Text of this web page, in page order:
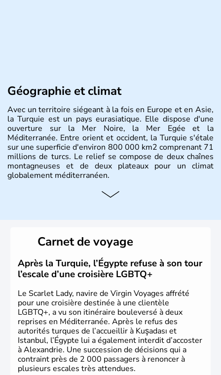
Géographie et climat
Avec un territoire siégeant à la fois en Europe et en Asie,
la Turquie est un pays eurasiatique. Elle dispose d'une
ouverture sur la Mer Noire, la Mer Egée et la
Méditerranée. Entre orient et occident, la Turquie s'étale
sur une superficie d'environ 800 000 km2 comprenant 71
millions de turcs. Le relief se compose de deux chaînes
montagneuses et de deux plateaux pour un climat
globalement méditerranéen.
Histoire et administration
qui constitueront en 1299 les fondations de l'Empire
ottoman. Après avoir rattaché l'Anatolie et la Thrace
orientale au territoire turc, la République est proclamée
le 29 octobre 1923. Ankara remplace alors Istanbul au
titre de capitale du pays.
Carnet de voyage
Après la Turquie, l’Égypte refuse à son tour
l’escale d’une croisière LGBTQ+
Le Scarlet Lady, navire de Virgin Voyages affrété
pour une croisière destinée à une clientèle
LGBTQ+, a vu son itinéraire bouleversé à deux
reprises en Méditerranée. Après le refus des
autorités turques de l’accueillir à Kuşadası et
Istanbul, l’Égypte lui a également interdit d’accoster
à Alexandrie. Une succession de décisions qui a
contraint près de 2 000 passagers à renoncer à
plusieurs escales très attendues.